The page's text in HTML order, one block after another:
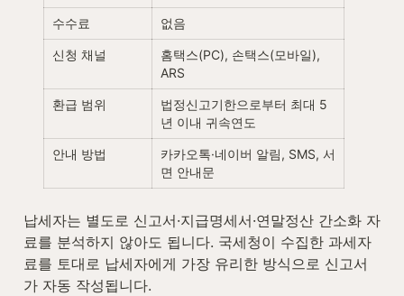
수수료 없음
신청 채널
홈택스(PC), 손택스(모바일),
ARS
환급 범위
법정신고기한으로부터 최대 5
년 이내 귀속연도
안내 방법
카카오톡·네이버 알림, SMS, 서
면 안내문
납세자는 별도로 신고서·지급명세서·연말정산 간소화 자
료를 분석하지 않아도 됩니다. 국세청이 수집한 과세자
료를 토대로 납세자에게 가장 유리한 방식으로 신고서
가 자동 작성됩니다.